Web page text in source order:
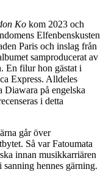
Ko kom 2023 och
Elfenbenskusten
Paris och inslag från
samproducerat av
En filur hon gästat i
Express. Alldeles
Diawara på engelska
i detta
går över
Så var Fatoumata
innan musikkarriären
hennes gärning.